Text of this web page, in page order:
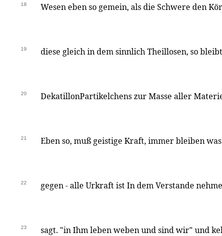
18 Wesen eben so gemein, als die Schwere den
19 diese gleich in dem sinnlich Theillosen, so
20 DekatillonPartikelchens zur Masse aller
21 Eben so, muß geistige Kraft, immer bleiben
22 gegen - alle Urkraft ist In dem Verstande
23 sagt. "in Ihm leben weben und sind wir" und